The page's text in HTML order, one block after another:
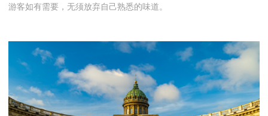
游客如有需要，无须放弃自己熟悉的味道。